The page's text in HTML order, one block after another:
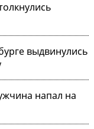
выдвинулись
напал на